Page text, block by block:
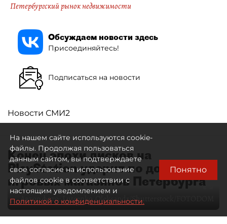
Петербургский рынок недвижимости
Обсуждаем новости здесь
Присоединяйтесь!
Подписаться на новости
Новости СМИ2
Конец эпохи дисков на
PlayStation ударит по доходам
игровых магазинов Петербурга
Автор фото:Lutsenko_Oleksandr/Shutterstock/FOTODOM
На нашем сайте используются cookie-
файлы. Продолжая пользоваться
данным сайтом, вы подтверждаете
свое согласие на использование
файлов cookie в соответствии с
настоящим уведомлением и
Политикой о конфиденциальности.
Понятно